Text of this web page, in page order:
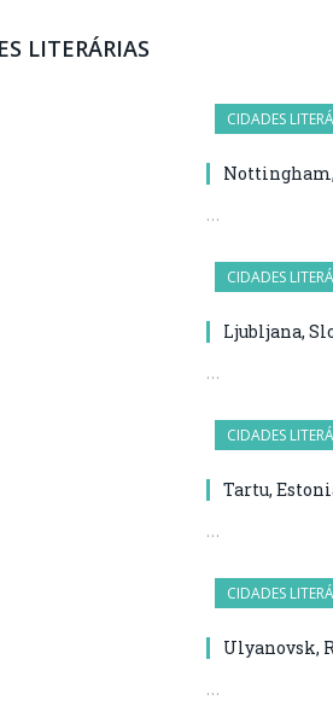
LITERÁRIAS
CIDADES
…
CIDADES
Ljubljana,
…
CIDADES
Tartu,
…
CIDADES
Ulyanovsk,
…